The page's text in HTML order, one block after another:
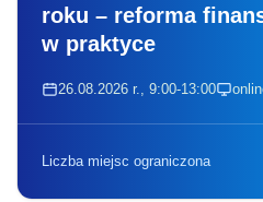
roku – reforma
w praktyce
26.08.2026 r., 9:00-13:00
Liczba miejsc ograniczona